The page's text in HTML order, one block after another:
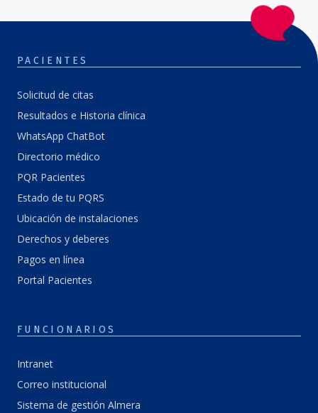
PACIENTES
Solicitud de citas
Resultados e Historia clínica
WhatsApp ChatBot
Directorio médico
PQR Pacientes
Estado de tu PQRS
Ubicación de instalaciones
Derechos y deberes
Pagos en línea
Portal Pacientes
FUNCIONARIOS
Intranet
Correo institucional
Sistema de gestión Almera